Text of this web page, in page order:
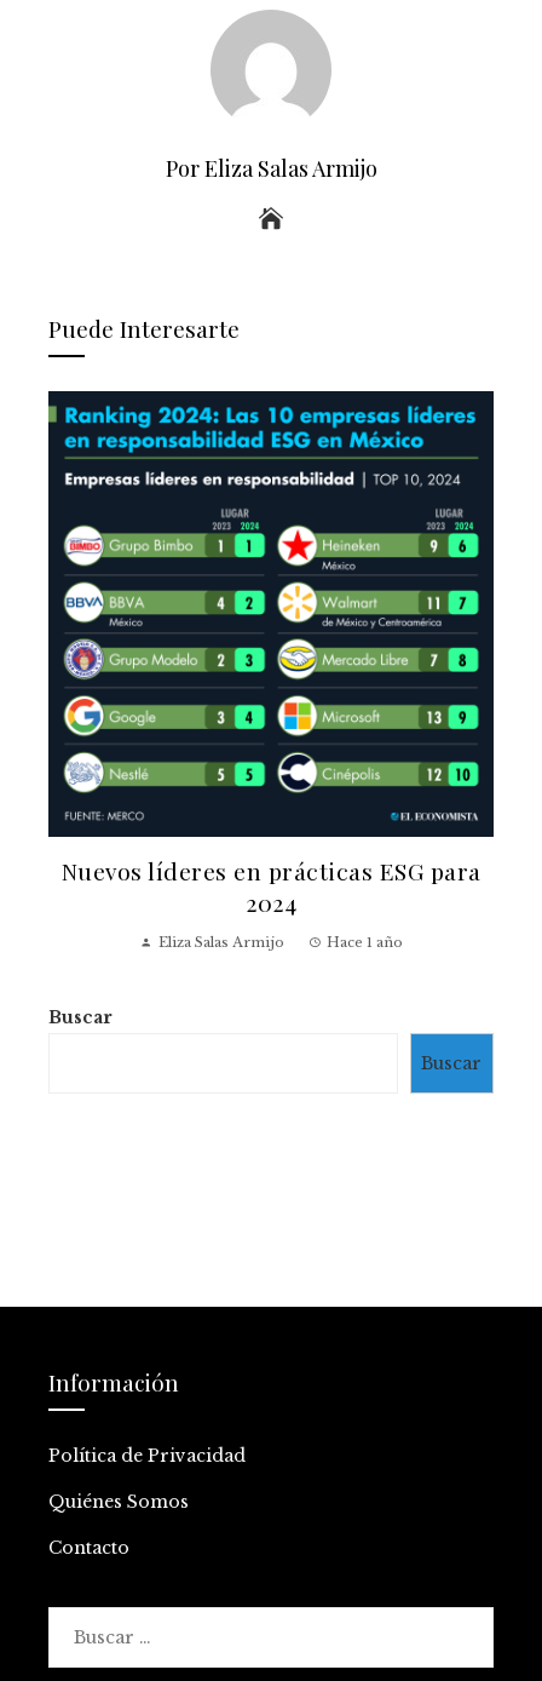
Por Eliza Salas Armijo
Puede Interesarte
Nuevos líderes en prácticas ESG para
2024
Eliza Salas Armijo Hace 1 año
Buscar
Buscar
Información
Política de Privacidad
Quiénes Somos
Contacto